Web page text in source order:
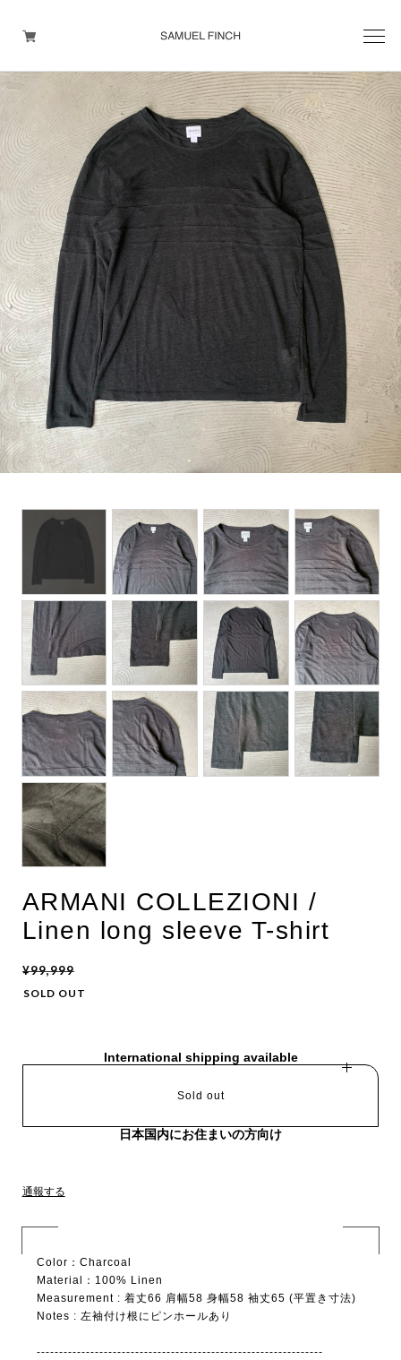
Men's
Maison Martin Margiela
Helmut Lang
Yohji Yamamoto
Other brands
TOPS
OUTER WEAR
BOTTOMS
DESIGNERS ARCHIVES
ARMANI COLLEZIONI /
Linen long sleeve T-shirt
¥99,999
SOLD OUT
International shipping available
Sold out
日本国内にお住まいの方向け
通報する
Color：Charcoal
Material：100% Linen
Measurement : 着丈66 肩幅58 身幅58 袖丈65 (平置き寸法)
Notes : 左袖付け根にピンホールあり
----------------------------------------------------------------